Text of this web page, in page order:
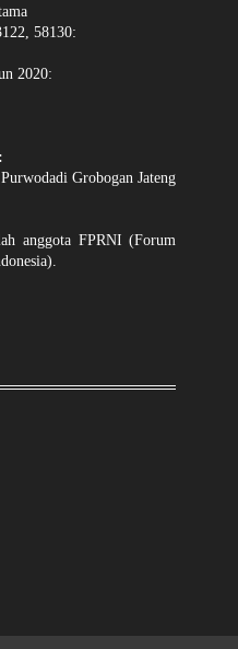
58130:
2020:
Grobogan Jateng
anggota FPRNI (Forum